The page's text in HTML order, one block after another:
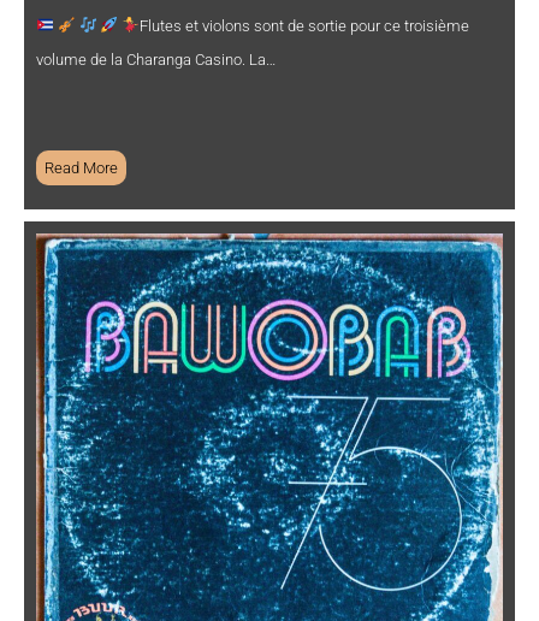
Flutes et violons sont de sortie pour ce troisième
volume de la Charanga Casino. La…
Read More